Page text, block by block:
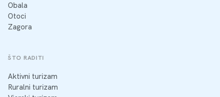
Obala
Otoci
Zagora
ŠTO RADITI
Aktivni turizam
Ruralni turizam